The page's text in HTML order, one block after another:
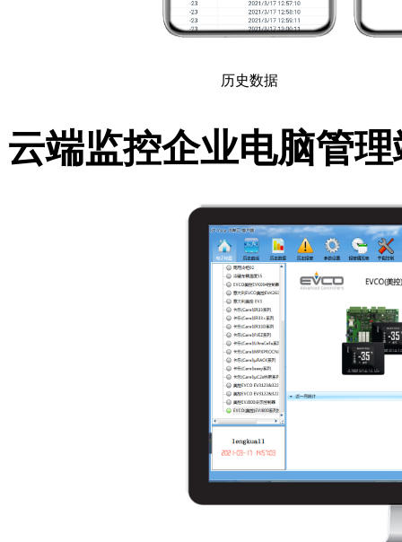
历史数据
云端监控企业电脑管理